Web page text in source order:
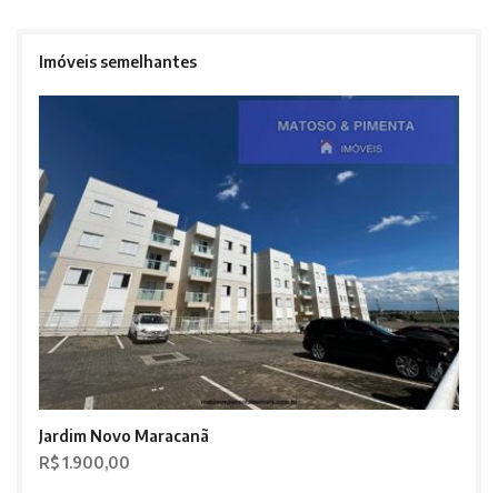
Imóveis semelhantes
Jardim Novo Maracanã
R$ 1.900,00